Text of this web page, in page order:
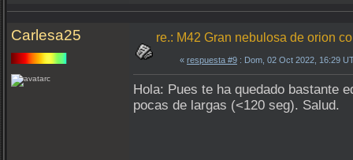
Carlesa25 re.: M42 Gran nebulosa de orion
« respuesta #9 : Dom, 02 Oct 2022, 16:29
Hola: Pues te ha quedado bastante
pocas de largas (<120 seg). Salud.